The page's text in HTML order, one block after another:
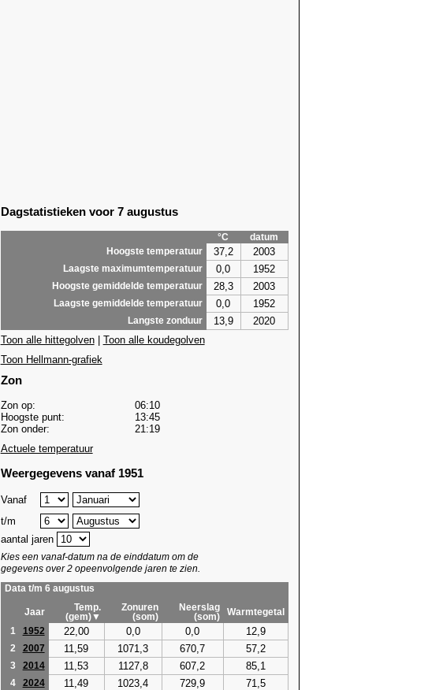
Dagstatistieken voor 7 augustus
°C
datum
Hoogste temperatuur
37,2 2003
Laagste maximumtemperatuur 0,0 1952
Hoogste gemiddelde temperatuur 28,3 2003
Laagste gemiddelde temperatuur 0,0 1952
Langste zonduur 13,9
2020
Toon alle hittegolven| Toon alle koudegolven
Toon Hellmann-grafiek
Zon
Zon op:
06:10
Hoogste punt:
13:45
Zon onder:
21:19
Actuele temperatuur
Weergegevens vanaf 1951
Vanaf
t/m
aantal jaren
Kies een vanaf-datum na de einddatum om de
gegevens over 2 opeenvolgende jaren te zien.
Data t/m 6 augustus
Jaar
Temp.
(gem)▼
Zonuren
(som)
Neerslag
(som)
Warmtegetal
1
1952 22,00 0,0 0,0 12,9
2 2007 11,59 1071,3 670,7 57,2
3 2014 11,53 1127,8 607,2 85,1
4 2024 11,49 1023,4 729,9 71,5